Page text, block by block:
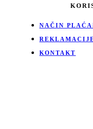
NAČIN
KONTAKT